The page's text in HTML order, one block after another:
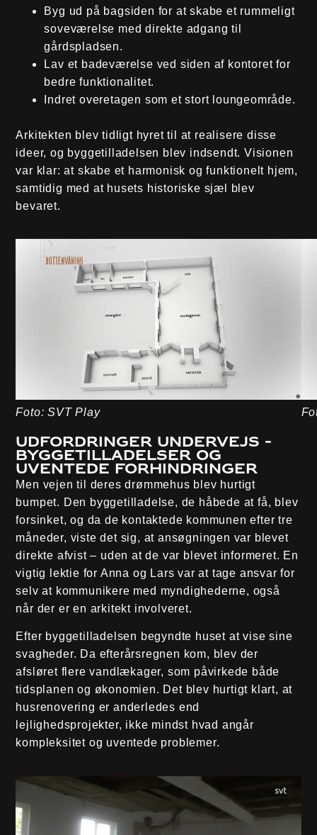
Byg ud på bagsiden for at skabe et rummeligt
soveværelse med direkte adgang til
gårdspladsen.
Lav et badeværelse ved siden af kontoret for
bedre funktionalitet.
Indret overetagen som et stort loungeområde.
Arkitekten blev tidligt hyret til at realisere disse
ideer, og byggetilladelsen blev indsendt. Visionen
var klar: at skabe et harmonisk og funktionelt hjem,
samtidig med at husets historiske sjæl blev
bevaret.
Foto: SVT Play
Udfordringer undervejs -
byggetilladelser og
uventede forhindringer
Men vejen til deres drømmehus blev hurtigt
bumpet. Den byggetilladelse, de håbede at få, blev
forsinket, og da de kontaktede kommunen efter tre
måneder, viste det sig, at ansøgningen var blevet
direkte afvist – uden at de var blevet informeret. En
vigtig lektie for Anna og Lars var at tage ansvar for
selv at kommunikere med myndighederne, også
når der er en arkitekt involveret.
Efter byggetilladelsen begyndte huset at vise sine
svagheder. Da efterårsregnen kom, blev der
afsløret flere vandlækager, som påvirkede både
tidsplanen og økonomien. Det blev hurtigt klart, at
husrenovering er anderledes end
lejlighedsprojekter, ikke mindst hvad angår
kompleksitet og uventede problemer.